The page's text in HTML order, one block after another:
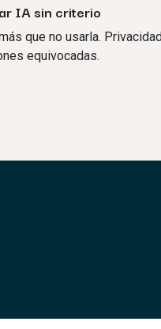
IA sin criterio
que no usarla.
equivocadas.